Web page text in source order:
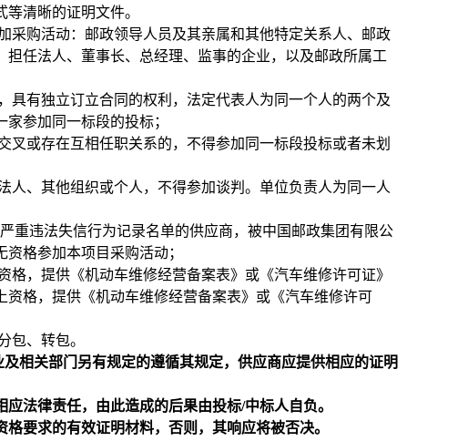
清晰的证明文件。
采购活动：邮政领导人员及其亲属和其他特定关系人、邮政
任法人、董事长、总经理、监事的企业，以及邮政所属工
具有独立订立合同的权利，法定代表人为同一个人的两个及
参加同一标段的投标；
叉或存在互相任职关系的，不得参加同一标段投标或者未划
人、其他组织或个人，不得参加谈判。单位负责人为同一人
重违法失信行为记录名单的供应商，被中国邮政集团有限公
格参加本项目采购活动；
，提供《机动车维修经营备案表》或《汽车维修许可证》
格，提供《机动车维修经营备案表》或《汽车维修许可
包、转包。
相关部门另有规定的遵循其规定，供应商应提供相应的证明
法律责任，由此造成的后果由投标/中标人自负。
要求的有效证明材料，否则，其响应将被否决。